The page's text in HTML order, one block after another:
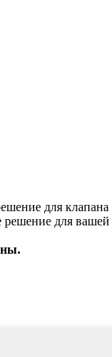
для
решение для